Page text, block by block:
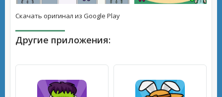
Скачать оригинал из Google Play
Другие приложения: